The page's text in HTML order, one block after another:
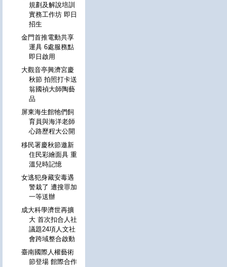
規劃及解說培訓
實務工作坊 即日
招生
金門首推電動共享
運具 6處服務點
即日啟用
大觀音亭興濟宮慶
秋節 拍照打卡送
翁國禎大師陶藝
品
屏東海生館牠們飼
育員與海洋老師
心路歷程大公開
移民署慶秋節邀新
住民彩繪面具 重
溫兒時記憶
女逃犯身藏安毒遇
警栽了 遭搜罪加
一等送辦
成大科學濟世再擴
大 首次扣合人社
議題24項人文社
會跨域整合啟動
臺南國際人權藝術
節登場 館際合作